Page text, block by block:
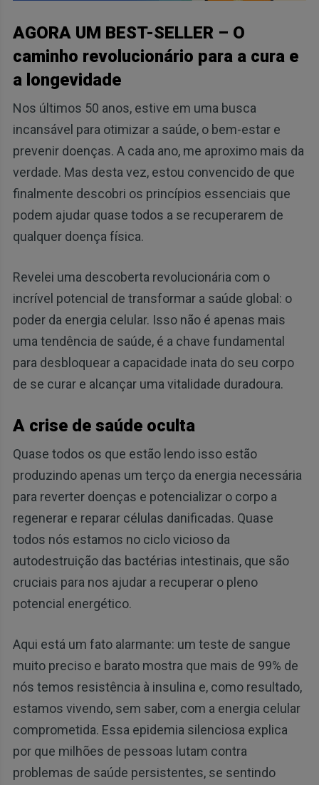
AGORA UM BEST-SELLER – O
caminho revolucionário para a cura e
a longevidade
Nos últimos 50 anos, estive em uma busca
incansável para otimizar a saúde, o bem-estar e
prevenir doenças. A cada ano, me aproximo mais da
verdade. Mas desta vez, estou convencido de que
finalmente descobri os princípios essenciais que
podem ajudar quase todos a se recuperarem de
qualquer doença física.
Revelei uma descoberta revolucionária com o
incrível potencial de transformar a saúde global: o
poder da energia celular. Isso não é apenas mais
uma tendência de saúde, é a chave fundamental
para desbloquear a capacidade inata do seu corpo
de se curar e alcançar uma vitalidade duradoura.
A crise de saúde oculta
Quase todos os que estão lendo isso estão
produzindo apenas um terço da energia necessária
para reverter doenças e potencializar o corpo a
regenerar e reparar células danificadas. Quase
todos nós estamos no ciclo vicioso da
autodestruição das bactérias intestinais, que são
cruciais para nos ajudar a recuperar o pleno
potencial energético.
Aqui está um fato alarmante: um teste de sangue
muito preciso e barato mostra que mais de 99% de
nós temos resistência à insulina e, como resultado,
estamos vivendo, sem saber, com a energia celular
comprometida. Essa epidemia silenciosa explica
por que milhões de pessoas lutam contra
problemas de saúde persistentes, se sentindo